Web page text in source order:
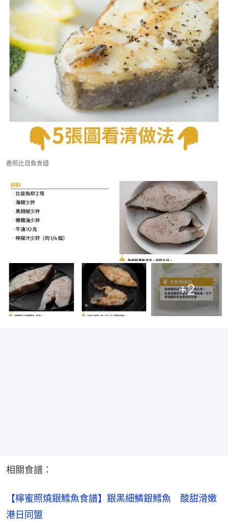
香煎比目魚食譜
+2
相關食譜：
【檸蜜照燒銀鱈魚食譜】銀黑細鱗銀鱈魚　酸甜滑嫩
港日同盟